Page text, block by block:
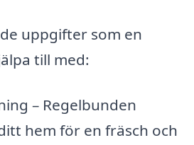
uppgifter som en
till med:
– Regelbunden
hem för en fräsch och